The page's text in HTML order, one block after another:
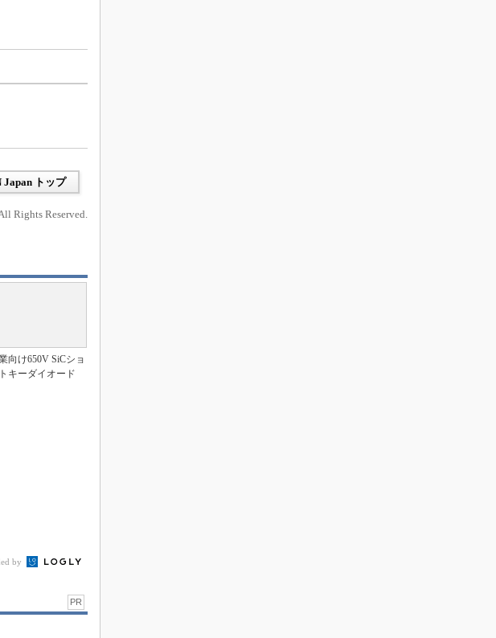
Japan トップ
Rights Reserved.
向け650V SiCショ
キーダイオード
by
PR